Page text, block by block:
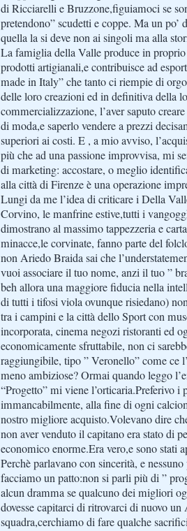
di Ricciarelli e Bruzzone,figuiamoci se
pretendono” scudetti e coppe. Ma un po’
quella la si deve non ai singoli ma alla
La famiglia della Valle produce in
prodotti artigianali,e contribuisce ad
made in Italy” che tanto ci riempie di
delle loro creazioni ed in definitiva della
commercializzazione, l’aver saputo
di moda,e saperlo vendere a prezzi
superiori ai costi. E , a mio avviso,
più che ad una passione improvvisa, mi
di marketing: accostare, o meglio
alla città di Firenze è una operazione
Lungi da me l’idea di criticare i Della
Corvino, le manfrine estive,tutti i
dimostrano al massimo tappezzeria e
minacce,le corvinate, fanno parte del
non Ariedo Braida sai che
vuoi associare il tuo nome, anzi il tuo ”
beh allora una maggiore fiducia nella
di tutti i tifosi viola ovunque risiedano)
tra i campini e la città dello Sport con
incorporata, cinema negozi ristoranti ed
economicamente sfruttabile, non ci
raggiungibile, tipo ” Veronello” come ce
meno ambiziose? Ormai quando leggo
“Progetto” mi viene l’orticaria.Preferivo i
immancabilmente, alla fine di ogni
nostro migliore acquisto.Volevano dire
non aver venduto il capitano era stato di
economico enorme.Era vero,e sono stati
Perchè parlavano con sincerità, e
facciamo un patto:non si parli più di ”
alcun dramma se qualcuno dei migliori
dovesse capitarci di ritrovarci di nuovo
squadra,cerchiamo di fare qualche